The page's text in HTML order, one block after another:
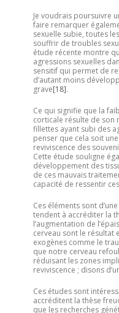
Je voudrais poursuivre
faire remarquer
sexuelle subie, toutes
souffrir de troubles
étude récente montre
agressions sexuelles
sensitif qui permet de
d’autant moins
grave[18].
Ce qui signifie que la
corticale résulte de son
fillettes ayant subi des
penser que cela soit
reviviscence des
Cette étude souligne
développement des
de ces mauvais
capacité de ressentir
Ces éléments sont
tendent à accréditer la
l’augmentation de
cerveau sont le résultat
exogènes comme le
que notre cerveau
réduisant les zones
reviviscence ; disons
Ces études sont
accréditent la thèse
que les recherches